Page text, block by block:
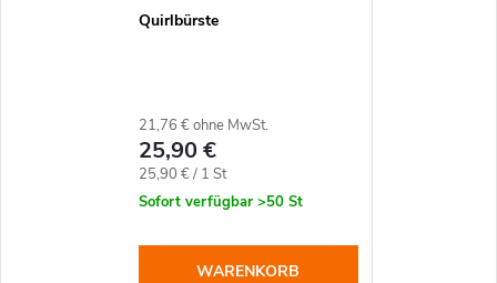
Quirlbürste
21,76 € ohne MwSt.
25,90 €
Verkaufspreis:
25,90 € / 1 St
Sofort verfügbar >50 St
WARENKORB